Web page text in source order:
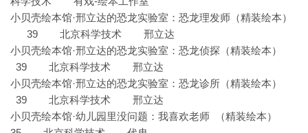
小贝壳绘本馆·邢立达的恐龙实验室：恐龙理发师（精装绘本）
39 北京科学技术 邢立达
小贝壳绘本馆·邢立达的恐龙实验室：恐龙侦探（精装绘本）
39 北京科学技术 邢立达
小贝壳绘本馆·邢立达的恐龙实验室：恐龙诊所（精装绘本）
39 北京科学技术 邢立达
小贝壳绘本馆·幼儿园里没问题：我喜欢老师 （精装绘本）